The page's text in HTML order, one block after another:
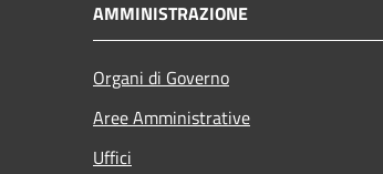
AMMINISTRAZIONE
Organi di Governo
Aree Amministrative
Uffici